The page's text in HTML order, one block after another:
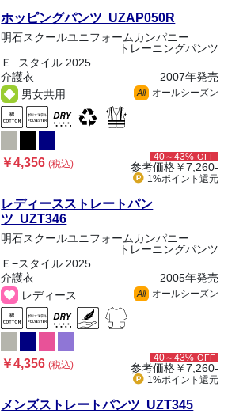
ホッピングパンツ UZAP050R
明石スクールユニフォームカンパニー
トレーニングパンツ
Ｅ−スタイル 2025
介護衣
2007年発売
男女共用
All オールシーズン
￥4,356(税込)
40～43% OFF
参考価格￥7,260-
1%ポイント 還元
レディースストレートパン
ツ UZT346
明石スクールユニフォームカンパニー
トレーニングパンツ
Ｅ−スタイル 2025
介護衣
2005年発売
レディース
All オールシーズン
￥4,356(税込)
40～43% OFF
参考価格￥7,260-
1%ポイント 還元
メンズストレートパンツ UZT345